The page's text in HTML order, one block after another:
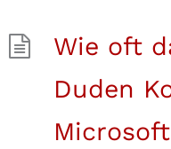
Wie oft
Duden